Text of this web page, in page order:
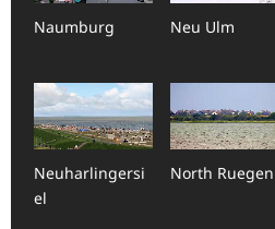
Naumburg Neu Ulm
Neuharlingersi
el
North Ruegen